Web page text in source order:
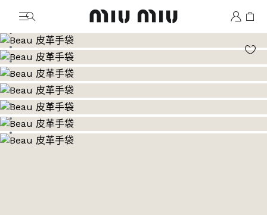
MiuMiu logo
前往圖片 1
前往圖片 2
前往圖片 3
前往圖片 4
前往圖片 5
前往圖片 6
前往圖片 7
前往圖片 8